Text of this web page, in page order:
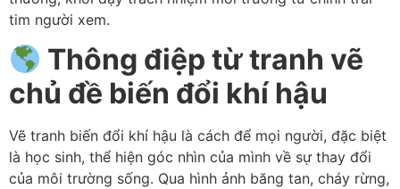
tim người xem.
Thông điệp từ tranh vẽ
chủ đề biến đổi khí hậu
Vẽ tranh biến đổi khí hậu là cách để mọi người, đặc biệt
là học sinh, thể hiện góc nhìn của mình về sự thay đổi
của môi trường sống. Qua hình ảnh băng tan, cháy rừng,